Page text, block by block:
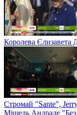
Королева Єлизавета
Стромай "Sante",
Мішель Андраде